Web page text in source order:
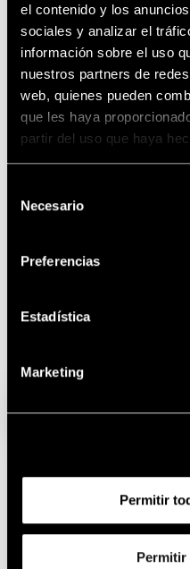
el contenido y los
sociales y analizar el
información sobre el uso
nuestros partners de
web, quienes pueden
que les haya
partir del uso que haya
Necesario
Preferencias
Estadística
Marketing
Permitir
Permitir
relacionados: